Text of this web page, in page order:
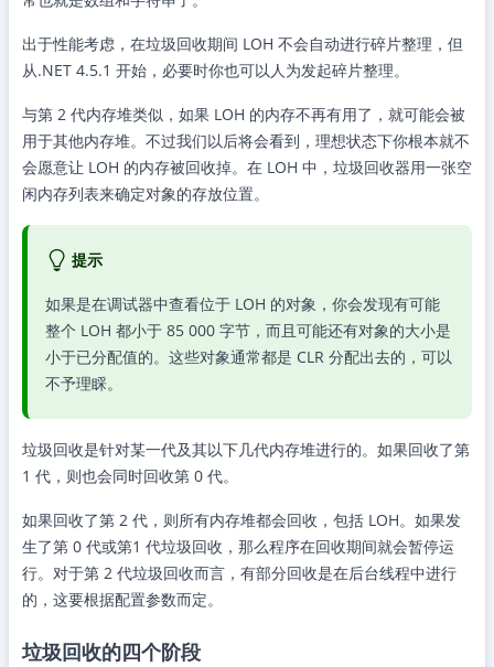
出于性能考虑，在垃圾回收期间 LOH 不会自动进行碎片整理，但
从.NET 4.5.1 开始，必要时你也可以人为发起碎片整理。
与第 2 代内存堆类似，如果 LOH 的内存不再有用了，就可能会被
用于其他内存堆。不过我们以后将会看到，理想状态下你根本就不
会愿意让 LOH 的内存被回收掉。在 LOH 中，垃圾回收器用一张空
闲内存列表来确定对象的存放位置。
提示
如果是在调试器中查看位于 LOH 的对象，你会发现有可能
整个 LOH 都小于 85 000 字节，而且可能还有对象的大小是
小于已分配值的。这些对象通常都是 CLR 分配出去的，可以
不予理睬。
垃圾回收是针对某一代及其以下几代内存堆进行的。如果回收了第
1 代，则也会同时回收第 0 代。
如果回收了第 2 代，则所有内存堆都会回收，包括 LOH。如果发
生了第 0 代或第1 代垃圾回收，那么程序在回收期间就会暂停运
行。对于第 2 代垃圾回收而言，有部分回收是在后台线程中进行
的，这要根据配置参数而定。
垃圾回收的四个阶段